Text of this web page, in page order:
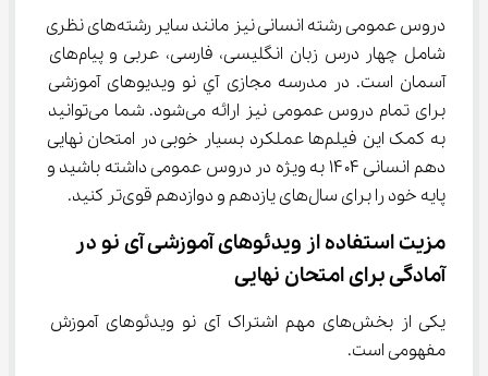
دروس عمومی رشته انسانی نیز مانند سایر رشته‌های نظری
شامل چهار درس زبان انگلیسی، فارسی، عربی و پیام‌های
آسمان است. در مدرسه مجازی آي نو ویدیوهای آموزشی
برای تمام دروس عمومی نیز ارائه می‌شود. شما می‌توانید
به کمک این فیلم‌ها عملکرد بسیار خوبی در امتحان نهایی
دهم انسانی ۱۴۰۴ به ویژه در دروس عمومی داشته باشید و
پایه خود را برای سال‌های یازدهم و دوازدهم قوی‌تر کنید.
مزیت استفاده از ویدئوهای آموزشی آی نو در
آمادگی برای امتحان نهایی
یکی از بخش‌های مهم اشتراک آی نو ویدئوهای آموزش
مفهومی است.